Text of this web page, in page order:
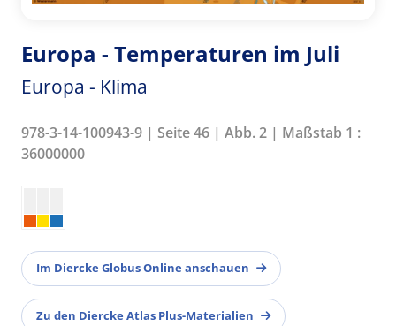
Europa - Temperaturen im Juli
Europa - Klima
978-3-14-100943-9 | Seite 46 | Abb. 2 | Maßstab 1 :
36000000
Im Diercke Globus Online anschauen
Zu den Diercke Atlas Plus-Materialien